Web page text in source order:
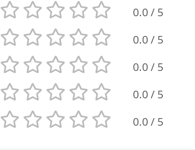
0.0 / 5
0.0 / 5
0.0 / 5
0.0 / 5
0.0 / 5